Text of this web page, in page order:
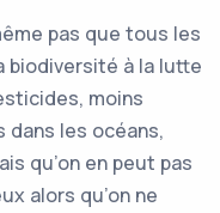
pas que tous les
biodiversité à la lutte
moins
dans les océans,
qu’on en peut pas
alors qu’on ne